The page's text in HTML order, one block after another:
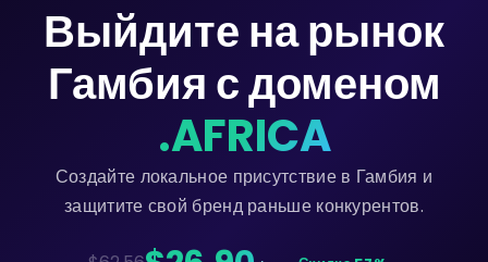
Выйдите на рынок
Гамбия с доменом
.AFRICA
Создайте локальное присутствие в Гамбия и
защитите свой бренд раньше конкурентов.